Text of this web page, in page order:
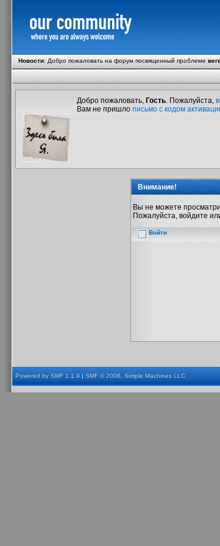
Новости:Добро пожаловать на форум посвященный проблеме
Добро пожаловать, Гость. Пожалуйста,
Вам не пришло письмо с кодом
Внимание!
Вы не можете
Пожалуйста, войдите
Войти
Powered by SMF 1.1.9|SMF © 2006, Simple Machines LLC